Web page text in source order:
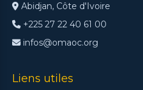
19/01/2026
Abidjan, Côte d'Ivoire
+225 27 22 40 61 00
infos@omaoc.org
Liens utiles